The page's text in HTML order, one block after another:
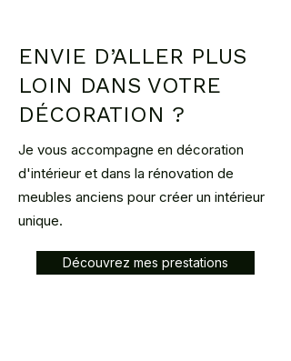
ENVIE D’ALLER PLUS
LOIN DANS VOTRE
DÉCORATION ?
Je vous accompagne en décoration
d'intérieur et dans la rénovation de
meubles anciens pour créer un intérieur
unique.
Découvrez mes prestations